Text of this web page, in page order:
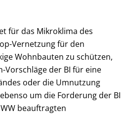
für das Mikroklima des
Vernetzung für den
Wohnbauten zu schützen,
Vorschläge der BI für eine
oder die Umnutzung
um die Forderung der BI
beauftragten